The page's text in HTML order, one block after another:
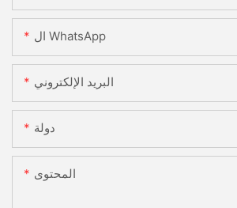
ال WhatsApp
البريد الإلكتروني
دولة
المحتوى